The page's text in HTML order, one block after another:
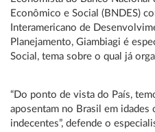
Econômico e Social (BNDES)
Interamericano de
Planejamento, Giambiagi é
Social, tema sobre o qual já
“Do ponto de vista do País,
aposentam no Brasil em idades
indecentes”, defende o